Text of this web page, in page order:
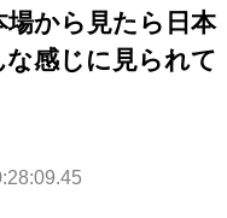
から見たら日本
感じに見られて